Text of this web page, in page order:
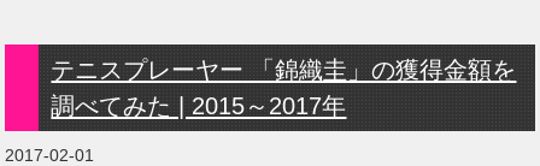
テニスプレーヤー 「錦織圭」の獲得金額を
調べてみた | 2015～2017年
2017-02-01